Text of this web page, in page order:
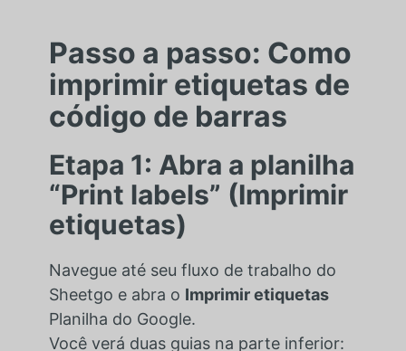
Passo a passo: Como
imprimir etiquetas de
código de barras
Etapa 1: Abra a planilha
“Print labels” (Imprimir
etiquetas)
Navegue até seu fluxo de trabalho do
Sheetgo e abra o Imprimir etiquetas
Planilha do Google.
Você verá duas guias na parte inferior: